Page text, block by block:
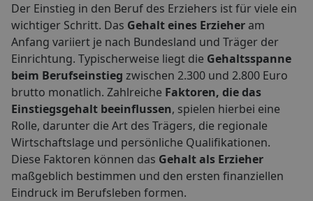
Der Einstieg in den Beruf des Erziehers ist für viele ein
wichtiger Schritt. Das Gehalt eines Erzieheram
Anfang variiert je nach Bundesland und Träger der
Einrichtung. Typischerweise liegt die Gehaltsspanne
beim Berufseinstieg zwischen 2.300 und 2.800 Euro
brutto monatlich. Zahlreiche Faktoren, die das
Einstiegsgehalt beeinflussen, spielen hierbei eine
Rolle, darunter die Art des Trägers, die regionale
Wirtschaftslage und persönliche Qualifikationen.
Diese Faktoren können das Gehalt als Erzieher
maßgeblich bestimmen und den ersten finanziellen
Eindruck im Berufsleben formen.